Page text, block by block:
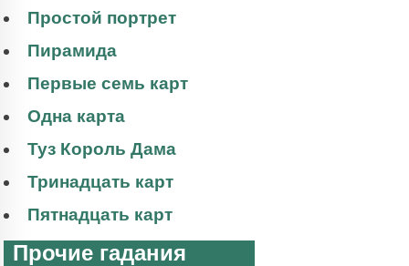
Простой портрет
Пирамида
Первые семь карт
Одна карта
Туз Король Дама
Тринадцать карт
Пятнадцать карт
Прочие гадания